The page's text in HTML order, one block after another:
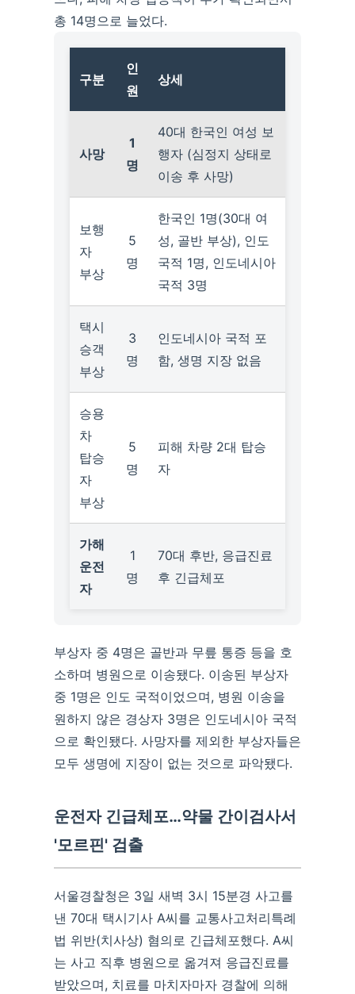
총 14명으로 늘었다.
구분
인
원
상세
사망
1
명
40대 한국인 여성 보
행자 (심정지 상태로
이송 후 사망)
보행
자
부상
5
명
한국인 1명(30대 여
성, 골반 부상), 인도
국적 1명, 인도네시아
국적 3명
택시
승객
부상
3
명
인도네시아 국적 포
함, 생명 지장 없음
승용
차
탑승
자
부상
5
명
피해 차량 2대 탑승
자
가해
운전
자
1
명
70대 후반, 응급진료
후 긴급체포
부상자 중 4명은 골반과 무릎 통증 등을 호
소하며 병원으로 이송됐다. 이송된 부상자
중 1명은 인도 국적이었으며, 병원 이송을
원하지 않은 경상자 3명은 인도네시아 국적
으로 확인됐다. 사망자를 제외한 부상자들은
모두 생명에 지장이 없는 것으로 파악됐다.
운전자 긴급체포…약물 간이검사서
'모르핀' 검출
서울경찰청은 3일 새벽 3시 15분경 사고를
낸 70대 택시기사 A씨를 교통사고처리특례
법 위반(치사상) 혐의로 긴급체포했다. A씨
는 사고 직후 병원으로 옮겨져 응급진료를
받았으며, 치료를 마치자마자 경찰에 의해